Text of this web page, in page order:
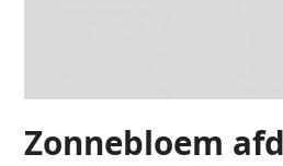
Zonnebloem